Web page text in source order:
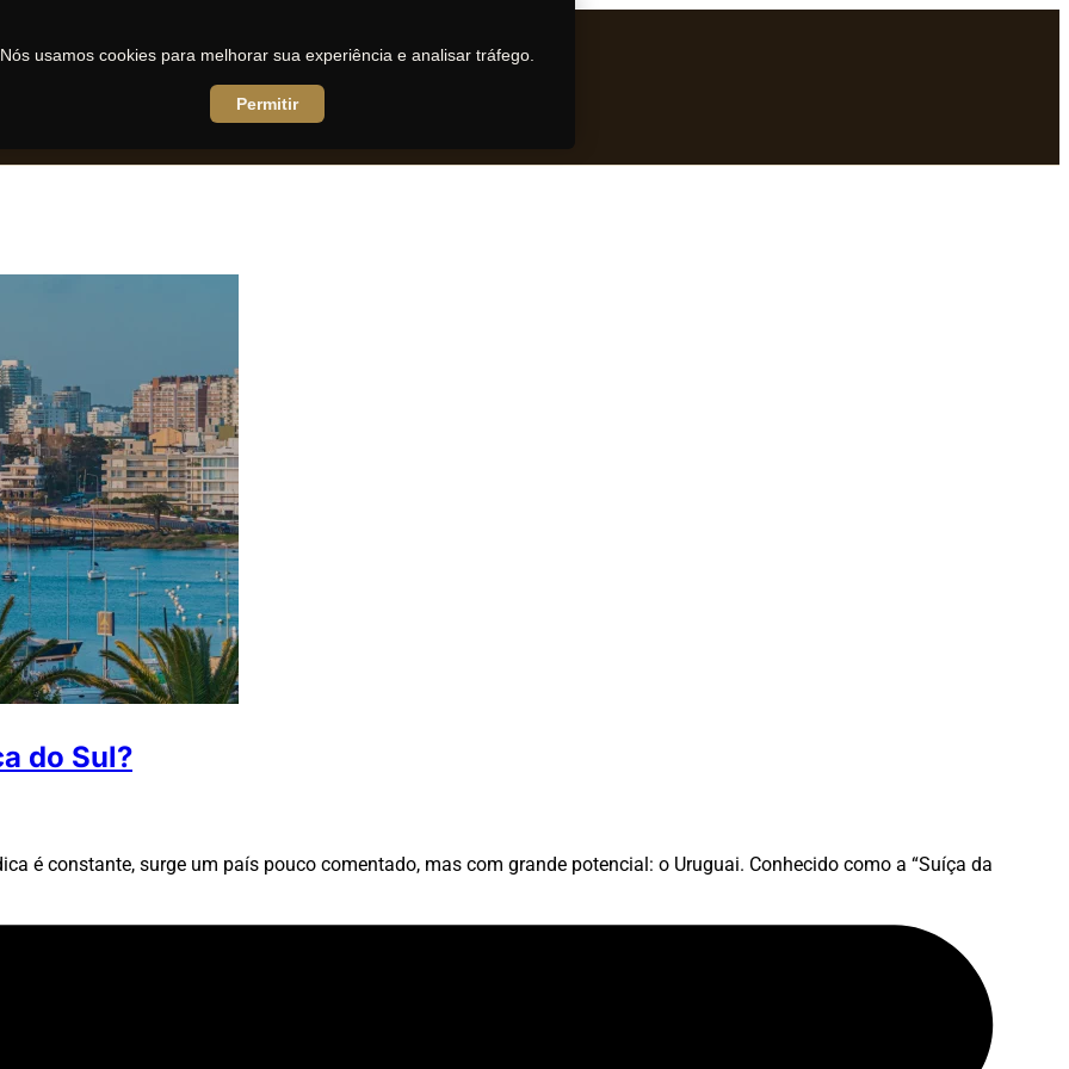
do Sul?
é constante, surge um país pouco comentado, mas com grande potencial: o Uruguai. Conhecido como a “Suíça da
Nós usamos cookies para melhorar sua experiência e analisar tráfego.
Permitir